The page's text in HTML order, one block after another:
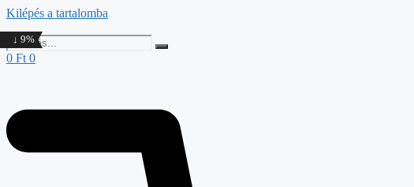
Kilépés a tartalomba
0 Ft 0
↓ 9%